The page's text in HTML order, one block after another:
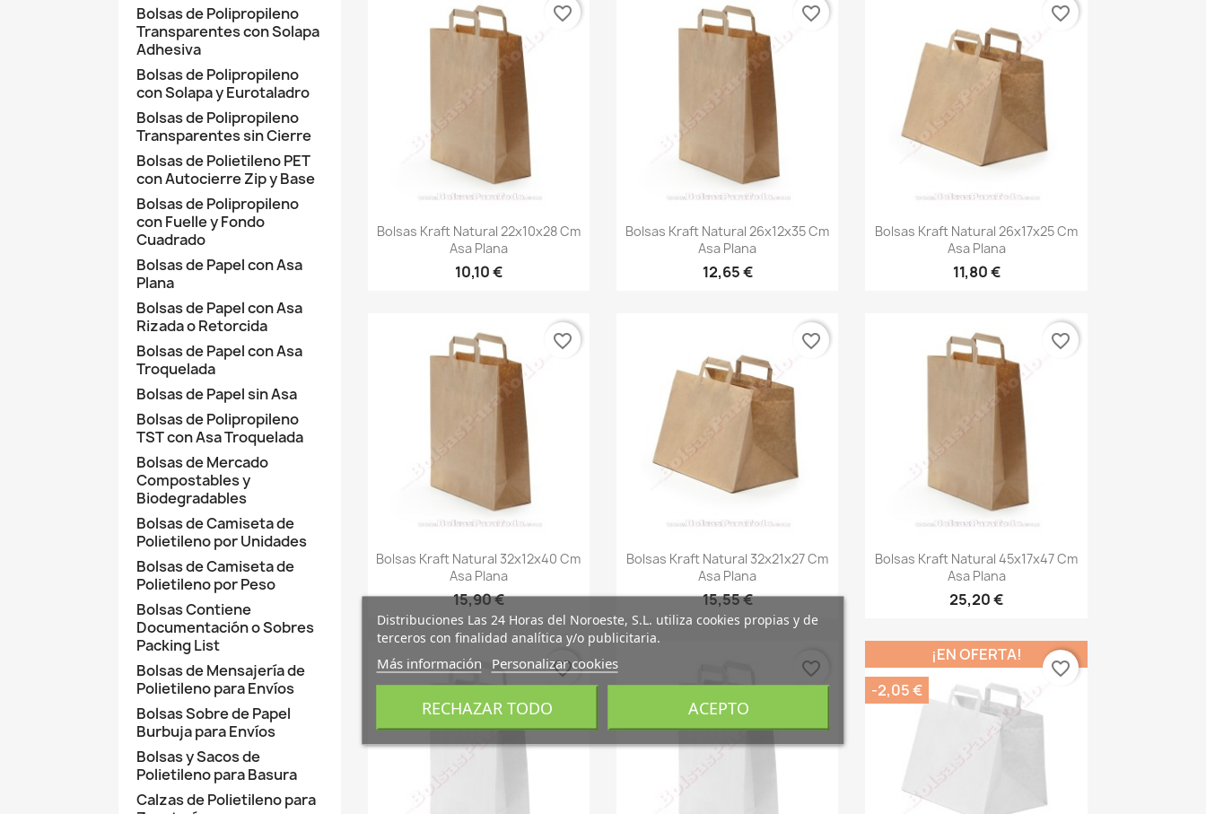
Bolsas de Polipropileno
Transparentes con Solapa
Adhesiva
Bolsas de Polipropileno
con Solapa y Eurotaladro
Bolsas de Polipropileno
Transparentes sin Cierre
Bolsas de Polietileno PET
con Autocierre Zip y Base
Bolsas de Polipropileno
con Fuelle y Fondo
Cuadrado
Bolsas de Papel con Asa
Plana
Bolsas de Papel con Asa
Rizada o Retorcida
Bolsas de Papel con Asa
Troquelada
Bolsas de Papel sin Asa
Bolsas de Polipropileno
TST con Asa Troquelada
Bolsas de Mercado
Compostables y
Biodegradables
Bolsas de Camiseta de
Polietileno por Unidades
Bolsas de Camiseta de
Polietileno por Peso
Bolsas Contiene
Documentación o Sobres
Packing List
Bolsas de Mensajería de
Polietileno para Envíos
Bolsas Sobre de Papel
Burbuja para Enví­os
Bolsas y Sacos de
Polietileno para Basura
Calzas de Polietileno para
Vista rápida
Bolsas Kraft Natural 22x10x28 Cm
Asa Plana
10,10 €
favorite_border
Vista rápida
Bolsas Kraft Natural 26x12x35 Cm
Asa Plana
12,65 €
favorite_border
Vista rápida
Bolsas Kraft Natural 26x17x25 Cm
Asa Plana
11,80 €
favorite_border
Vista rápida
Bolsas Kraft Natural 32x12x40 Cm
Asa Plana
15,90 €
favorite_border
Vista rápida
Bolsas Kraft Natural 32x21x27 Cm
Asa Plana
15,55 €
favorite_border
Vista rápida
Bolsas Kraft Natural 45x17x47 Cm
Asa Plana
25,20 €
favorite_border
favorite_border favorite_border
¡EN OFERTA!
-2,05 €
favorite_border
Distribuciones Las 24 Horas del Noroeste, S.L. utiliza cookies propias y de
terceros con finalidad analítica y/o publicitaria.
Más información Personalizar cookies
RECHAZAR TODO ACEPTO